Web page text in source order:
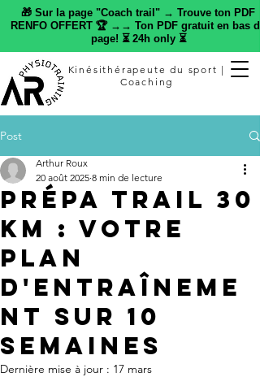
🎁 Sur la page "Coach trail" → Trouve ton PDF
RENFO OFFERT 🏆 →→ Ton PDF gratuit en bas de
page! ⏳ 24h only ⏳
Kinésithérapeute du sport |
Coaching
Post
Prépa trail 30
km : votre
plan
d'entraîneme
nt sur 10
semaines
Arthur Roux
20 août 2025 8 min de lecture
Dernière mise à jour : 17 mars